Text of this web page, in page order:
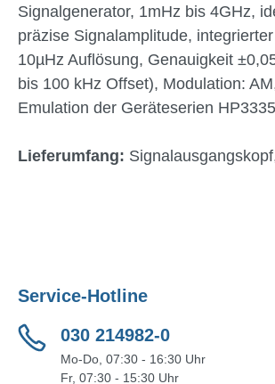
Signalgenerator, 1mHz bis 4GHz,
präzise Signalamplitude,
10µHz Auflösung, Genauigkeit
bis 100 kHz Offset), Modulation:
Emulation der Geräteserien
Lieferumfang:
Service-Hotline
030 214982-0
Mo-Do, 07:30 - 16:30 Uhr
Fr, 07:30 - 15:30 Uhr